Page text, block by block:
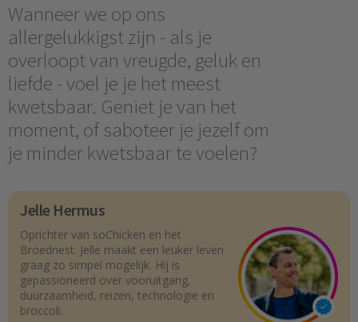
Wanneer we op ons
allergelukkigst zijn - als je
overloopt van vreugde, geluk en
liefde - voel je je het meest
kwetsbaar. Geniet je van het
moment, of saboteer je jezelf om
je minder kwetsbaar te voelen?
Jelle Hermus
Oprichter van soChicken en het
Broednest. Jelle maakt een leuker leven
graag zo simpel mogelijk. Hij is
gepassioneerd over vooruitgang,
duurzaamheid, reizen, technologie en
broccoli.